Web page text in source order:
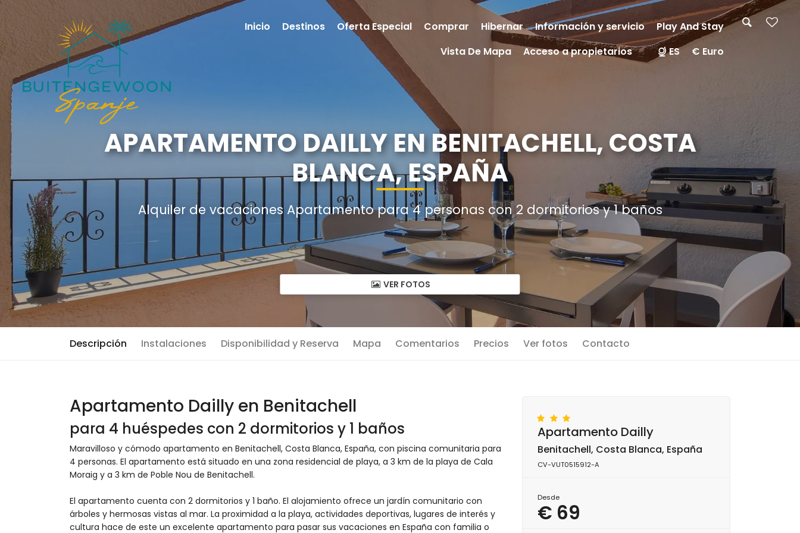
APARTAMENTO DAILLY EN BENITACHELL, COSTA
BLANCA, ESPAÑA
Alquiler de vacaciones Apartamento para 4 personas con 2 dormitorios y 1 baños
VER FOTOS
Descripción Instalaciones Disponibilidad y Reserva Mapa Comentarios Precios Ver fotos Contacto
Apartamento Dailly en Benitachell
para 4 huéspedes con 2 dormitorios y 1 baños
Maravilloso y cómodo apartamento en Benitachell, Costa Blanca, España, con piscina comunitaria para
4 personas. El apartamento está situado en una zona residencial de playa, a 3 km de la playa de Cala
Moraig y a 3 km de Poble Nou de Benitachell.
El apartamento cuenta con 2 dormitorios y 1 baño. El alojamiento ofrece un jardín comunitario con
árboles y hermosas vistas al mar. La proximidad a la playa, actividades deportivas, lugares de interés y
cultura hace de este un excelente apartamento para pasar sus vacaciones en España con familia o
Apartamento Dailly
Benitachell, Costa Blanca, España
CV-VUT0515912-A
Desde
€ 69
Inicio Destinos Oferta Especial Comprar Hibernar Información y servicio
Play And Stay
Vista De Mapa
Acceso a propietarios ES € Euro